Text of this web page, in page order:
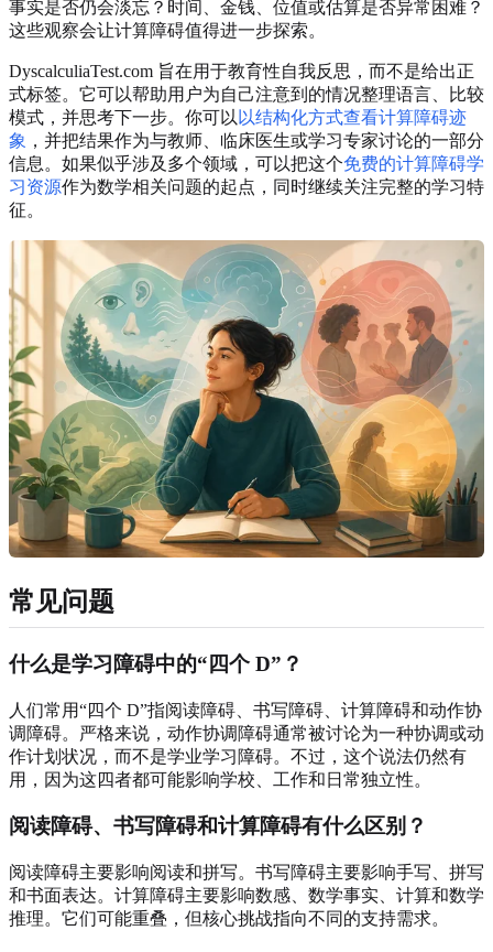
事实是否仍会淡忘？时间、金钱、位值或估算是否异常困难？
这些观察会让计算障碍值得进一步探索。
DyscalculiaTest.com 旨在用于教育性自我反思，而不是给出正
式标签。它可以帮助用户为自己注意到的情况整理语言、比较
模式，并思考下一步。你可以 以结构化方式查看计算障碍迹
象 ，并把结果作为与教师、临床医生或学习专家讨论的一部分
信息。如果似乎涉及多个领域，可以把这个免费的计算障碍学
习资源作为数学相关问题的起点，同时继续关注完整的学习特
征。
常见问题
什么是学习障碍中的“四个 D”？
人们常用“四个 D”指阅读障碍、书写障碍、计算障碍和动作协
调障碍。严格来说，动作协调障碍通常被讨论为一种协调或动
作计划状况，而不是学业学习障碍。不过，这个说法仍然有
用，因为这四者都可能影响学校、工作和日常独立性。
阅读障碍、书写障碍和计算障碍有什么区别？
阅读障碍主要影响阅读和拼写。书写障碍主要影响手写、拼写
和书面表达。计算障碍主要影响数感、数学事实、计算和数学
推理。它们可能重叠，但核心挑战指向不同的支持需求。